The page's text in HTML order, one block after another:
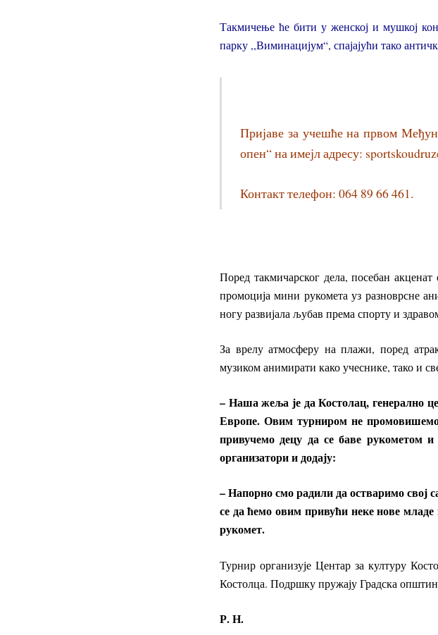
Такмичење ће бити у женској и мушкој
парку ,,Виминацијум“, спајајући тако
Пријаве за учешће на првом
опен“ на имејл адресу:
Контакт телефон: 064 89 66 461.
Поред такмичарског дела, посебан
промоција мини рукомета уз разноврсне
ногу развијала љубав према спорту и
За врелу атмосферу на плажи, поред
музиком анимирати како учеснике, тако и
– Наша жеља је да Костолац, генерално
Европе. Овим турниром не
привучемо децу да се баве рукометом и
организатори и додају:
– Напорно смо радили да остваримо свој
се да ћемо овим привући неке нове младе
рукомет.
Турнир организује Центар за културу
Костолца. Подршку пружају Градска
Р. Н.